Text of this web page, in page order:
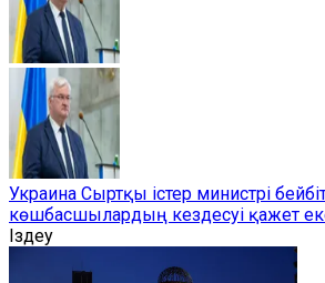
Украина Сыртқы істер министрі
көшбасшылардың кездесуі қажет
Іздеу